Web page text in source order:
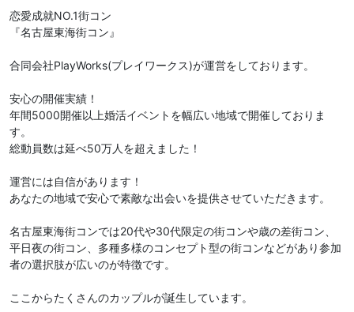
恋愛成就NO.1街コン
『名古屋東海街コン』
合同会社PlayWorks(プレイワークス)が運営をしております。
安心の開催実績！
年間5000開催以上婚活イベントを幅広い地域で開催しておりま
す。
総動員数は延べ50万人を超えました！
運営には自信があります！
あなたの地域で安心で素敵な出会いを提供させていただきます。
名古屋東海街コンでは20代や30代限定の街コンや歳の差街コン、
平日夜の街コン、多種多様のコンセプト型の街コンなどがあり参加
者の選択肢が広いのが特徴です。
ここからたくさんのカップルが誕生しています。